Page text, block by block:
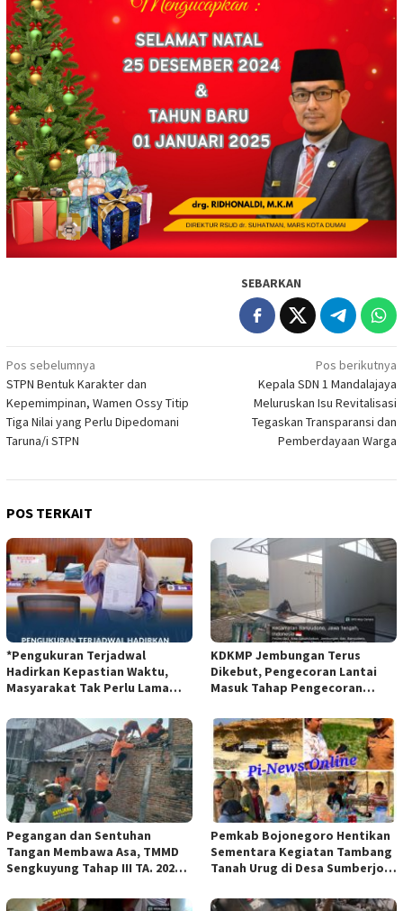
SEBARKAN
Navigasi
pos
Pos sebelumnya
STPN Bentuk Karakter dan
Kepemimpinan, Wamen Ossy Titip
Tiga Nilai yang Perlu Dipedomani
Taruna/i STPN
Pos berikutnya
Kepala SDN 1 Mandalajaya
Meluruskan Isu Revitalisasi
Tegaskan Transparansi dan
Pemberdayaan Warga
POS TERKAIT
*Pengukuran Terjadwal
Hadirkan Kepastian Waktu,
Masyarakat Tak Perlu Lama
KDKMP Jembungan Terus
Dikebut, Pengecoran Lantai
Masuk Tahap Pengecoran
Pegangan dan Sentuhan
Tangan Membawa Asa, TMMD
Sengkuyung Tahap III TA. 2026
Pemkab Bojonegoro Hentikan
Sementara Kegiatan Tambang
Tanah Urug di Desa Sumberjo
Lintas Instansi